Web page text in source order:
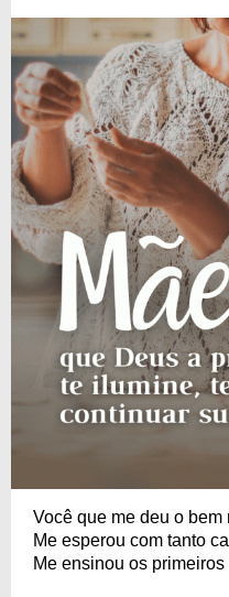
Você que me deu o bem
Me esperou com tanto
Me ensinou os primeiros